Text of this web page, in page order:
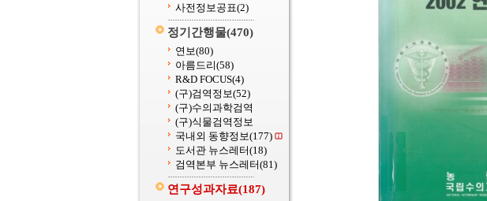
사전정보공표(2)
정기간행물(470)
연보(80)
아름드리(58)
R&D FOCUS(4)
(구)검역정보(52)
(구)수의과학검역
(구)식물검역정보
국내외 동향정보(177)
도서관 뉴스레터(18)
검역본부 뉴스레터(81)
연구성과자료(187)